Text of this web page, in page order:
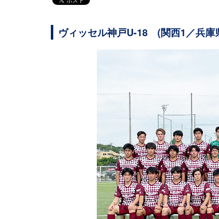
ヴィッセル神戸U-18 (関西1／兵庫